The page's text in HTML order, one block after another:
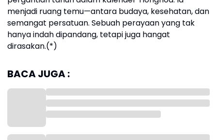
menjadi ruang temu—antara budaya, kesehatan, dan
semangat persatuan. Sebuah perayaan yang tak
hanya indah dipandang, tetapi juga hangat
dirasakan.(*)
BACA JUGA :